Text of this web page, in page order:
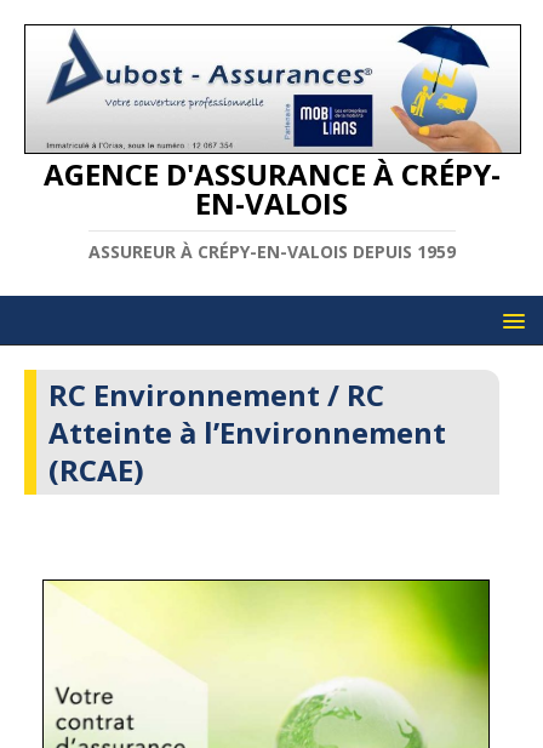
AGENCE D'ASSURANCE À CRÉPY-
EN-VALOIS
ASSUREUR À CRÉPY-EN-VALOIS DEPUIS 1959
RC Environnement / RC
Atteinte à l’Environnement
(RCAE)